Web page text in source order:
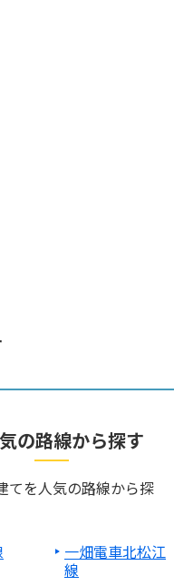
の路線から探す
てを人気の路線から探
一畑電車北松江
線